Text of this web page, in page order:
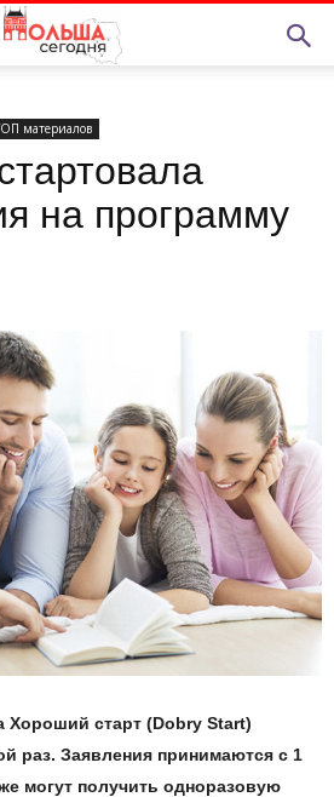
материалов
на программу
Хороший старт (Dobry Start)
раз. Заявления принимаются с 1
могут получить одноразовую